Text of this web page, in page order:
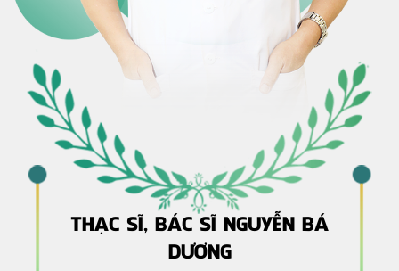
THẠC SĨ, BÁC SĨ NGUYỄN BÁ
DƯƠNG